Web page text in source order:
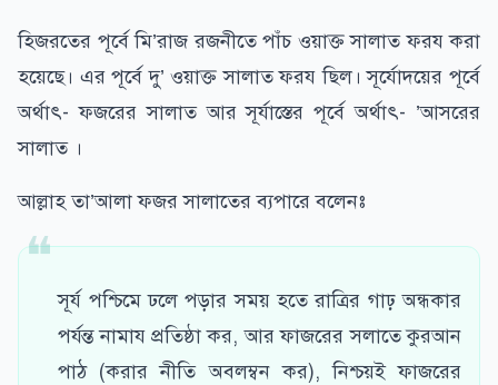
হিজরতের পূর্বে মি’রাজ রজনীতে পাঁচ ওয়াক্ত সালাত ফরয করা
হয়েছে। এর পূর্বে দু’ ওয়াক্ত সালাত ফরয ছিল। সূর্যোদয়ের পূর্বে
অর্থাৎ- ফজরের সালাত আর সূর্যাস্তের পূর্বে অর্থাৎ- ’আসরের
সালাত ।
আল্লাহ তা’আলা ফজর সালাতের ব্যপারে বলেনঃ
সূর্য পশ্চিমে ঢলে পড়ার সময় হতে রাত্রির গাঢ় অন্ধকার
পর্যন্ত নামায প্রতিষ্ঠা কর, আর ফাজরের সলাতে কুরআন
পাঠ (করার নীতি অবলম্বন কর), নিশ্চয়ই ফাজরের